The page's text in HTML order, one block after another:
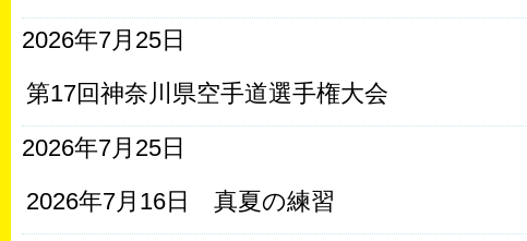
2026年7月25日
第17回神奈川県空手道選手権大会
2026年7月25日
2026年7月16日 真夏の練習